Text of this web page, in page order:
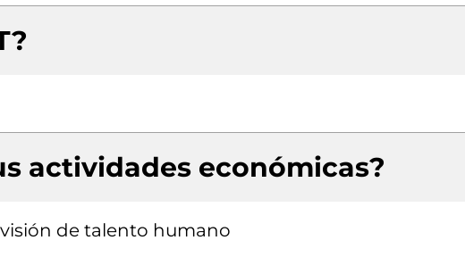
actividades económicas?
de talento humano